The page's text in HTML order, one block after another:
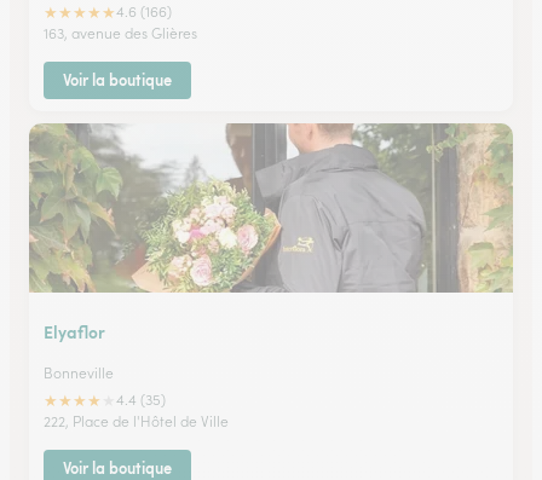
★★★★★4.6 (166)
163, avenue des Glières
Voir la boutique
Elyaflor
Bonneville
★★★★
4.4 (35)
222, Place de l'Hôtel de Ville
Voir la boutique